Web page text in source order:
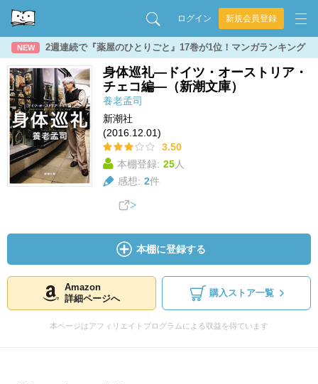
ログイン 新規会員登録
NEW 2週連続で『薬屋のひとりごと』17巻が1位！マンガランキング
身体巡礼―ドイツ・オーストリア・
チェコ編―（新潮文庫）
養老孟司
新潮社
(2016.12.01)
3.50
本棚登録: 25人
感想: 2件
本棚に登録する
Amazon
詳細ページへ
購入ストア一覧
本ページはアフィリエイトプログラムによる収益を得ています